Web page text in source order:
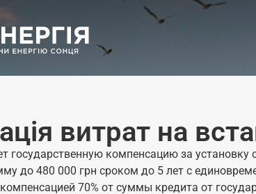
витрат на
государственную компенсацию за
до 480 000 грн сроком до 5 лет с
70% от суммы кредита от